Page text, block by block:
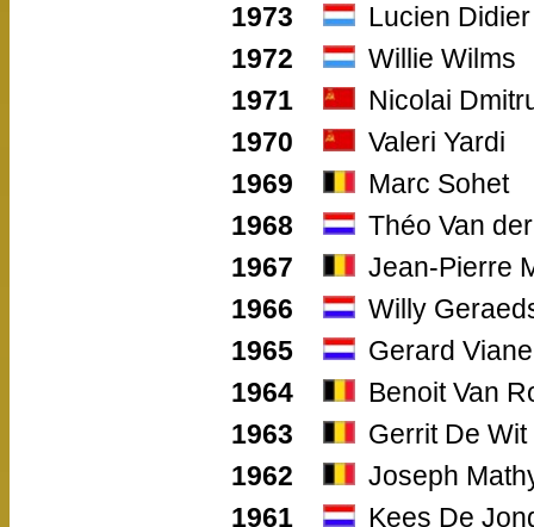
1973
Lucien Didier
1972
Willie Wilms
1971
Nicolai
1970
Valeri Yardi
1969
Marc Sohet
1968
Théo Van
1967
Jean-Pierre
1966
Willy
1965
Gerard
1964
Benoit Van
1963
Gerrit De Wit
1962
Joseph
1961
Kees De